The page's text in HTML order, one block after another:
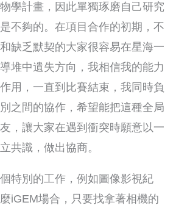
物學計畫，因此單獨琢磨自己研究
是不夠的。在項目合作的初期，不
和缺乏默契的大家很容易在星海一
導堆中遺失方向，我相信我的能力
作用，一直到比賽結束，我同時負
別之間的協作，希望能把這種全局
友，讓大家在遇到衝突時願意以一
共識，做出協商。
別的工作，例如圖像影視紀
麼iGEM場合，只要找拿著相機的